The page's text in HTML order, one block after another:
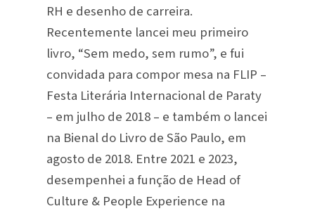
RH e desenho de carreira.
Recentemente lancei meu primeiro
livro, “Sem medo, sem rumo”, e fui
convidada para compor mesa na FLIP –
Festa Literária Internacional de Paraty
– em julho de 2018 – e também o lancei
na Bienal do Livro de São Paulo, em
agosto de 2018. Entre 2021 e 2023,
desempenhei a função de Head of
Culture & People Experience na